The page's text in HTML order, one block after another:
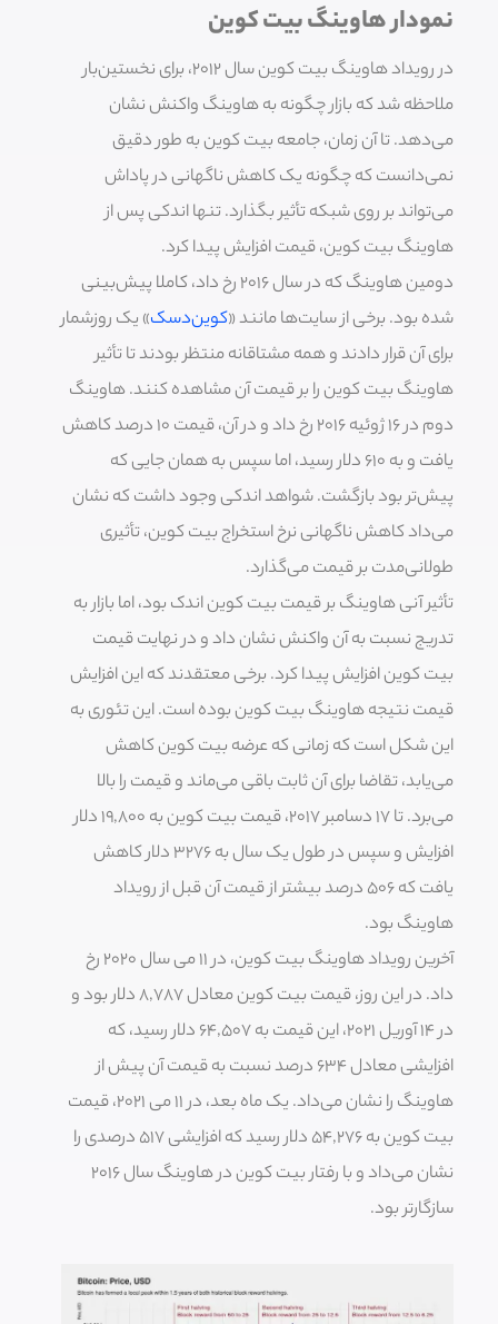
نمودار هاوینگ بیت کوین
در رویداد هاوینگ بیت کوین سال ۲۰۱۲، برای نخستین‌بار
ملاحظه شد که بازار چگونه به هاوینگ واکنش نشان
می‌دهد. تا آن زمان، جامعه بیت کوین به طور دقیق
نمی‌دانست که چگونه یک کاهش ناگهانی در پاداش
می‌تواند بر روی شبکه تأثیر بگذارد. تنها اندکی پس از
هاوینگ بیت کوین، قیمت افزایش پیدا کرد.
دومین هاوینگ که در سال ۲۰۱۶ رخ داد، کاملا پیش‌بینی
شده بود. برخی از سایت‌ها مانند «کوین‌دسک» یک روزشمار
برای آن قرار دادند و همه مشتاقانه منتظر بودند تا تأثیر
هاوینگ بیت کوین را بر قیمت آن مشاهده کنند. هاوینگ
دوم در ۱۶ ژوئیه ۲۰۱۶ رخ داد و در آن، قیمت ۱۰ درصد کاهش
یافت و به ۶۱۰ دلار رسید، اما سپس به همان جایی که
پیش‌تر بود بازگشت. شواهد اندکی وجود داشت که نشان
می‌داد کاهش ناگهانی نرخ استخراج بیت کوین، تأثیری
طولانی‌مدت بر قیمت می‌گذارد.
تأثیر آنی هاوینگ بر قیمت بیت کوین اندک بود، اما بازار به
تدریج نسبت به آن واکنش نشان داد و در نهایت قیمت
بیت کوین افزایش پیدا کرد. برخی معتقدند که این افزایش
قیمت نتیجه هاوینگ بیت کوین بوده است. این تئوری به
این شکل است که زمانی که عرضه بیت کوین کاهش
می‌یابد، تقاضا برای آن ثابت باقی می‌ماند و قیمت را بالا
می‌برد. تا ۱۷ دسامبر ۲۰۱۷، قیمت بیت کوین به ۱۹,۸۰۰ دلار
افزایش و سپس در طول یک سال به ۳۲۷۶ دلار کاهش
یافت که ۵۰۶ درصد بیشتر از قیمت آن قبل از رویداد
هاوینگ بود.
آخرین رویداد هاوینگ بیت کوین،‌ در ۱۱ می سال ۲۰۲۰ رخ
داد. در این روز، قیمت بیت کوین معادل ۸,۷۸۷ دلار بود و
در ۱۴ آوریل ۲۰۲۱، این قیمت به ۶۴,۵۰۷ دلار رسید، که
افزایشی معادل ۶۳۴ درصد نسبت به قیمت آن پیش از
هاوینگ را نشان می‌داد. یک ماه بعد، در ۱۱ می ۲۰۲۱، قیمت
بیت کوین به ۵۴,۲۷۶ دلار رسید که افزایشی ۵۱۷ درصدی را
نشان می‌داد و با رفتار بیت کوین در هاوینگ سال ۲۰۱۶
سازگارتر بود.